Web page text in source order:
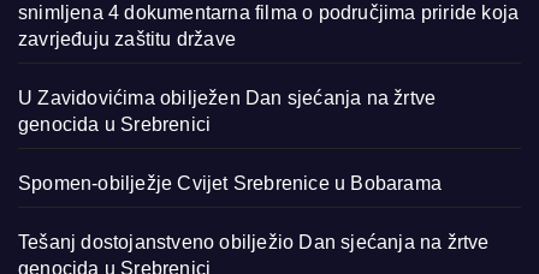
snimljena 4 dokumentarna filma o područjima priride koja
zavrjeđuju zaštitu države
U Zavidovićima obilježen Dan sjećanja na žrtve
genocida u Srebrenici
Spomen-obilježje Cvijet Srebrenice u Bobarama
Tešanj dostojanstveno obilježio Dan sjećanja na žrtve
genocida u Srebrenici